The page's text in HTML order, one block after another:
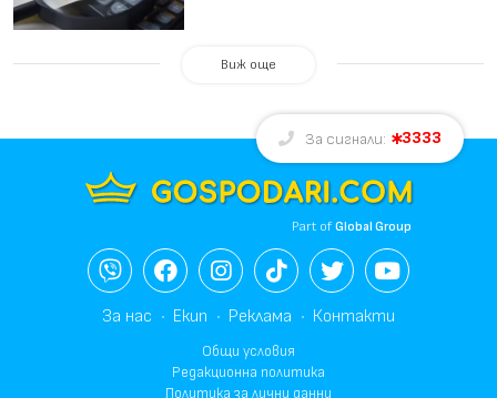
Виж още
За сигнали: 3333
Part ofGlobal Group
За нас Екип Реклама Контакти
Общи условия
Редакционна политика
Политика за лични данни